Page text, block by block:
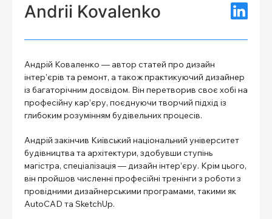
Andrii Kovalenko
Андрій Коваленко — автор статей про дизайн
інтер’єрів та ремонт, а також практикуючий дизайнер
із багаторічним досвідом. Він перетворив своє хобі на
професійну кар’єру, поєднуючи творчий підхід із
глибоким розумінням будівельних процесів.
Андрій закінчив Київський національний університет
будівництва та архітектури, здобувши ступінь
магістра, спеціалізація — дизайн інтер’єру. Крім цього,
він пройшов численні професійні тренінги з роботи з
провідними дизайнерськими програмами, такими як
AutoCAD та SketchUp.